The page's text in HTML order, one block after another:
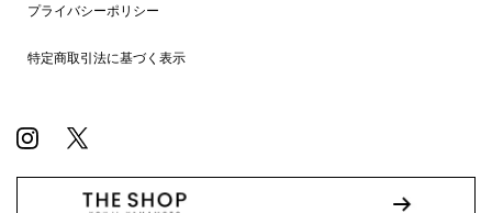
プライバシーポリシー
特定商取引法に基づく表示